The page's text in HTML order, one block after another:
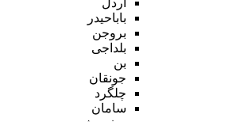
باباحیدر
بروجن
بلداجی
بن
جونقان
چلگرد
سامان